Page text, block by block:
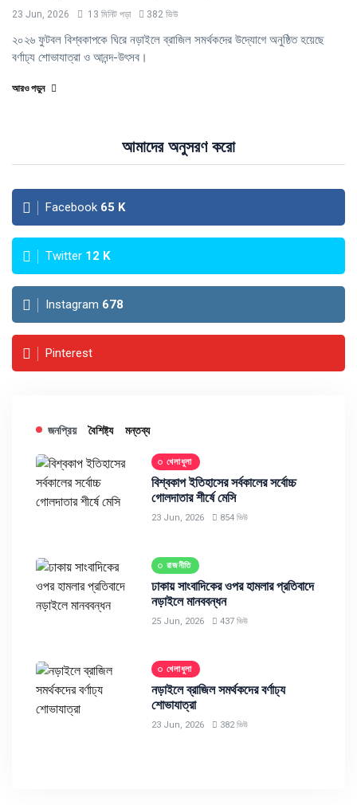
23 Jun, 2026 13 মিনিট পড়া 382 ভিউ
২০২৬ ফুটবল বিশ্বকাপকে ঘিরে নড়াইলে ব্রাজিল সমর্থকদের উদ্যোগে অনুষ্ঠিত হয়েছে
বর্ণাঢ্য শোভাযাত্রা ও আনন্দ-উৎসব।
আরও পড়ুন
আমাদের অনুসরণ করো
Facebook 65 K
Twitter 12 K
Instagram 678
Pinterest
জনপ্রিয় বৈশিষ্ট্য মন্তব্য
খেলাধুলা
বিশ্বকাপ ইতিহাসের সর্বকালের সর্বোচ্চ
গোলদাতার শীর্ষে মেসি
23 Jun, 2026 854 ভিউ
রাজনীতি
ঢাকায় সাংবাদিকের ওপর হামলার প্রতিবাদে
নড়াইলে মানববন্ধন
25 Jun, 2026 437 ভিউ
খেলাধুলা
নড়াইলে ব্রাজিল সমর্থকদের বর্ণাঢ্য
শোভাযাত্রা
23 Jun, 2026 382 ভিউ